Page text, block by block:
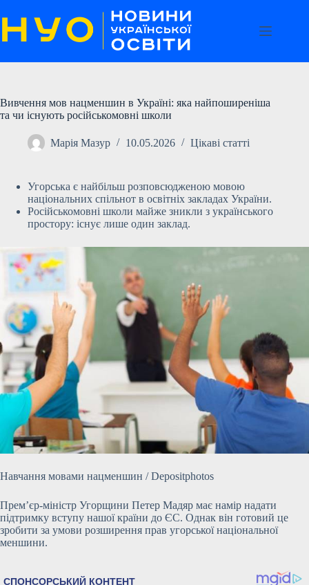
до
вмісту
Вивчення мов нацменшин в Україні: яка найпоширеніша
та чи існують російськомовні школи
Марія Мазур 10.05.2026 Цікаві статті
Угорська є найбільш розповсюдженою мовою
національних спільнот в освітніх закладах України.
Російськомовні школи майже зникли з українського
простору: існує лише один заклад.
Навчання мовами нацменшин / Depositphotos
Прем’єр-міністр Угорщини Петер Мадяр має намір надати
підтримку вступу нашої країни до ЄС. Однак він готовий це
зробити за умови розширення прав угорської національної
меншини.